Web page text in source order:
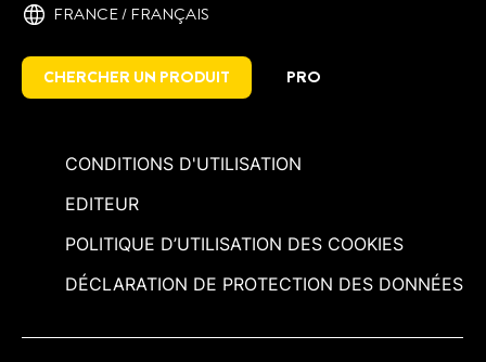
FRANCE / ‎FRANÇAIS
CHERCHER UN PRODUIT PRO
CONDITIONS D'UTILISATION
EDITEUR
POLITIQUE D’UTILISATION DES COOKIES
DÉCLARATION DE PROTECTION DES DONNÉES